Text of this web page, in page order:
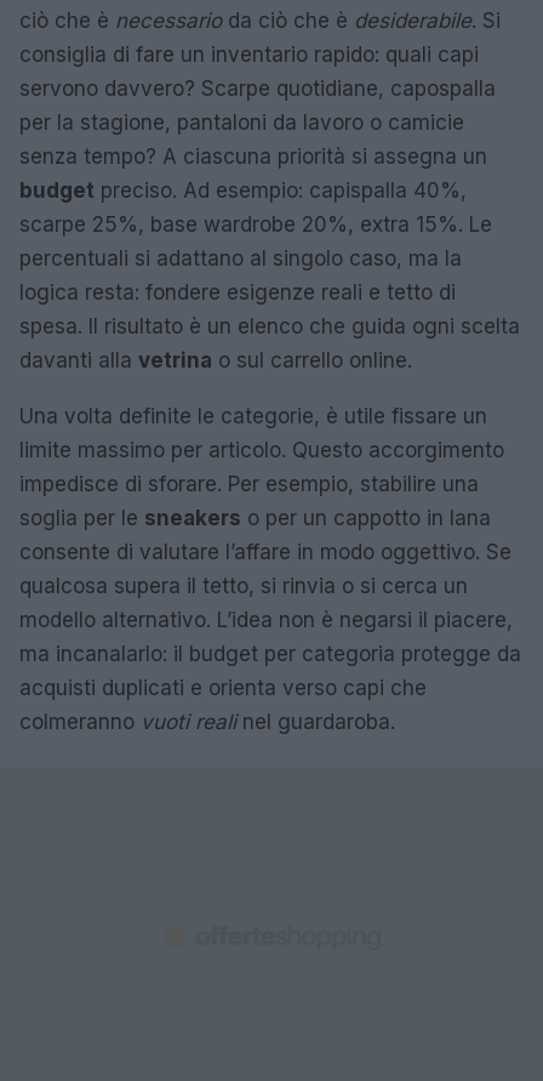
ciò che è necessarioda ciò che è desiderabile. Si
consiglia di fare un inventario rapido: quali capi
servono davvero? Scarpe quotidiane, capospalla
per la stagione, pantaloni da lavoro o camicie
senza tempo? A ciascuna priorità si assegna un
budget preciso. Ad esempio: capispalla 40%,
scarpe 25%, base wardrobe 20%, extra 15%. Le
percentuali si adattano al singolo caso, ma la
logica resta: fondere esigenze reali e tetto di
spesa. Il risultato è un elenco che guida ogni scelta
davanti alla vetrina o sul carrello online.
Una volta definite le categorie, è utile fissare un
limite massimo per articolo. Questo accorgimento
impedisce di sforare. Per esempio, stabilire una
soglia per le sneakers o per un cappotto in lana
consente di valutare l’affare in modo oggettivo. Se
qualcosa supera il tetto, si rinvia o si cerca un
modello alternativo. L’idea non è negarsi il piacere,
ma incanalarlo: il budget per categoria protegge da
acquisti duplicati e orienta verso capi che
colmeranno vuoti realinel guardaroba.